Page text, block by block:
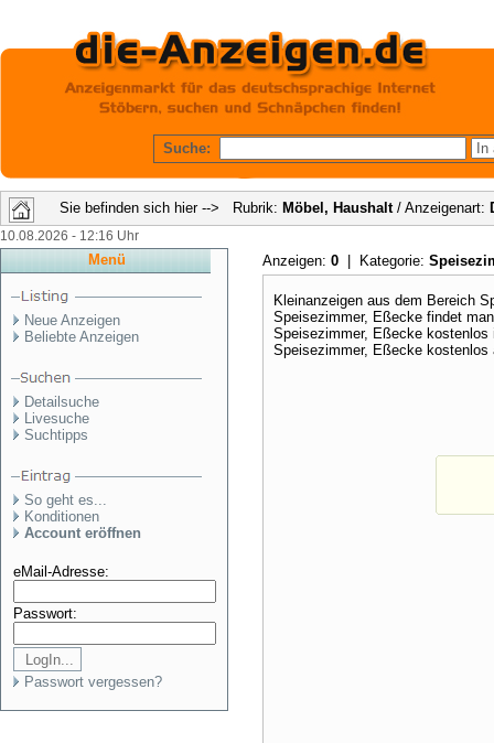
Suche:
Sie befinden sich hier --> Rubrik: Möbel, Haushalt/ Anzeigenart:
10.08.2026 - 12:16 Uhr
Menü
Neue Anzeigen
Beliebte Anzeigen
Detailsuche
Livesuche
Suchtipps
So geht es...
Konditionen
Account eröffnen
eMail-Adresse:
Passwort:
Passwort vergessen?
Anzeigen: 0 | Kategorie:
Kleinanzeigen aus dem Bereich
Speisezimmer, Eßecke findet
Speisezimmer, Eßecke
Speisezimmer, Eßecke kostenlos